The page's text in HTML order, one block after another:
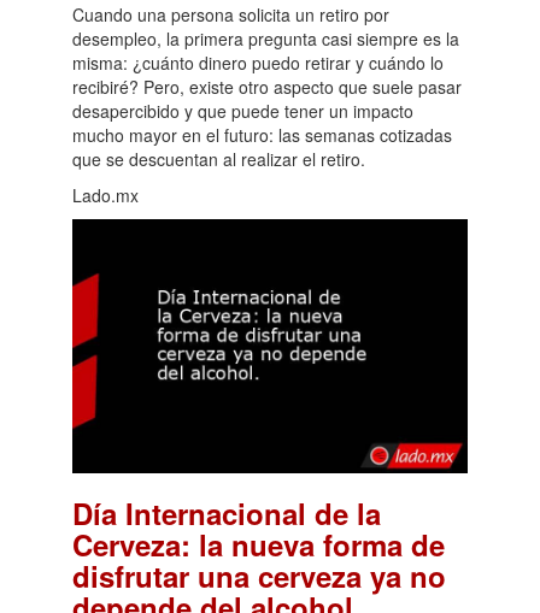
Cuando una persona solicita un retiro por
desempleo, la primera pregunta casi siempre es la
misma: ¿cuánto dinero puedo retirar y cuándo lo
recibiré? Pero, existe otro aspecto que suele pasar
desapercibido y que puede tener un impacto
mucho mayor en el futuro: las semanas cotizadas
que se descuentan al realizar el retiro.
Lado.mx
Día Internacional de la
Cerveza: la nueva forma de
disfrutar una cerveza ya no